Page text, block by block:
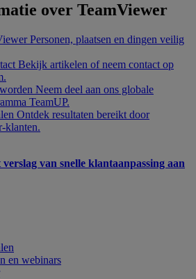
over TeamViewer
Personen, plaatsen en dingen veilig
Bekijk artikelen of neem contact op
Neem deel aan ons globale
TeamUP.
Ontdek resultaten bereikt door
klanten.
van snelle klantaanpassing aan
en webinars